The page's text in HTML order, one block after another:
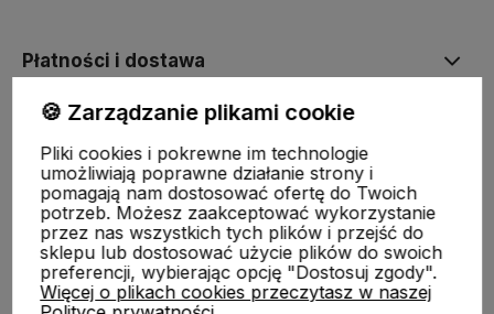
Płatności i dostawa
O nas
🍪 Zarządzanie plikami cookie
Pliki cookies i pokrewne im technologie
umożliwiają poprawne działanie strony i
pomagają nam dostosować ofertę do Twoich
potrzeb. Możesz zaakceptować wykorzystanie
przez nas wszystkich tych plików i przejść do
sklepu lub dostosować użycie plików do swoich
preferencji, wybierając opcję "Dostosuj zgody".
Więcej o plikach cookies przeczytasz w naszej